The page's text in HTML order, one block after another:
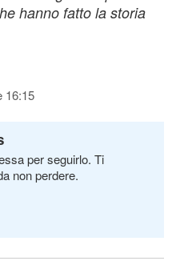
hanno fatto la storia
16:15
per seguirlo. Ti
non perdere.